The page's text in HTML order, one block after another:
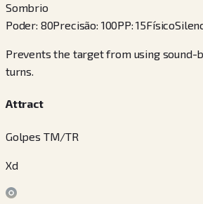
Sombrio
Poder: 80Precisão: 100PP:15Físico
Prevents the target from using sound-
turns.
Attract
Golpes TM/TR
Xd